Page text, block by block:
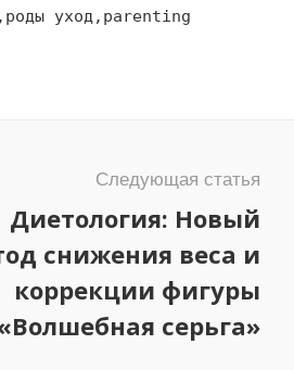
уход,parenting
Следующая статья
Диетология: Новый
снижения веса и
коррекции фигуры
серьга»